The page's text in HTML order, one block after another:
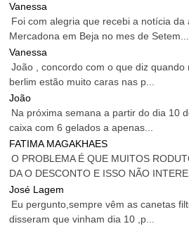
Vanessa
Foi com alegria que recebi a notícia da
Mercadona em Beja no mes de Setem...
Vanessa
João , concordo com o que diz quando
berlim estão muito caras nas p...
João
Na próxima semana a partir do dia 10
caixa com 6 gelados a apenas...
FATIMA MAGAKHAES
O PROBLEMA É QUE MUITOS
DA O DESCONTO E ISSO NÃO
José Lagem
Eu pergunto,sempre vêm as canetas
disseram que vinham dia 10 ,p...